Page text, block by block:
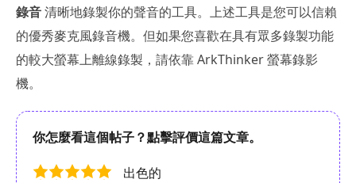
錄音清晰地錄製你的聲音的工具。上述工具是您可以信賴
的優秀麥克風錄音機。但如果您喜歡在具有眾多錄製功能
的較大螢幕上離線錄製，請依靠 ArkThinker 螢幕錄影
機。
你怎麼看這個帖子？點擊評價這篇文章。
出色的